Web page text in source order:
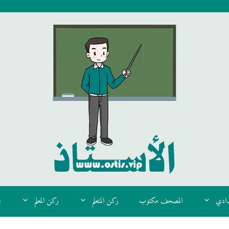
المصحف مكتوب ركن المتعلم ركن المعلم